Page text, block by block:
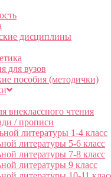
дисциплины
для вузов
пособия (методички)
внеклассного чтения
/ прописи
литературы 1-4 класс
литературы 5-6 класс
литературы 7-8 класс
литературы 9 класс